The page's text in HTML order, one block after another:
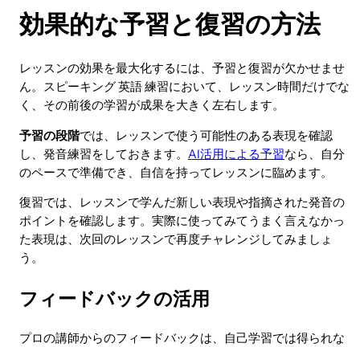
効果的な予習と復習の方法
レッスンの効果を最大化するには、予習と復習が欠かせませ
ん。スピーキング 英語 練習において、レッスン時間だけでな
く、その前後の学習が成果を大きく左右します。
予習の段階では、レッスンで使う可能性のある表現を確認
し、発音練習をしておきます。 AI活用による予習なら、自分
のペースで準備でき、自信を持ってレッスンに臨めます。
復習では、レッスンで学んだ新しい表現や指摘された発音の
ポイントを確認します。実際に使ってみてうまく言えなかっ
た表現は、次回のレッスンで再度チャレンジしてみましょ
う。
フィードバックの活用
プロの講師からのフィードバックは、自己学習では得られな